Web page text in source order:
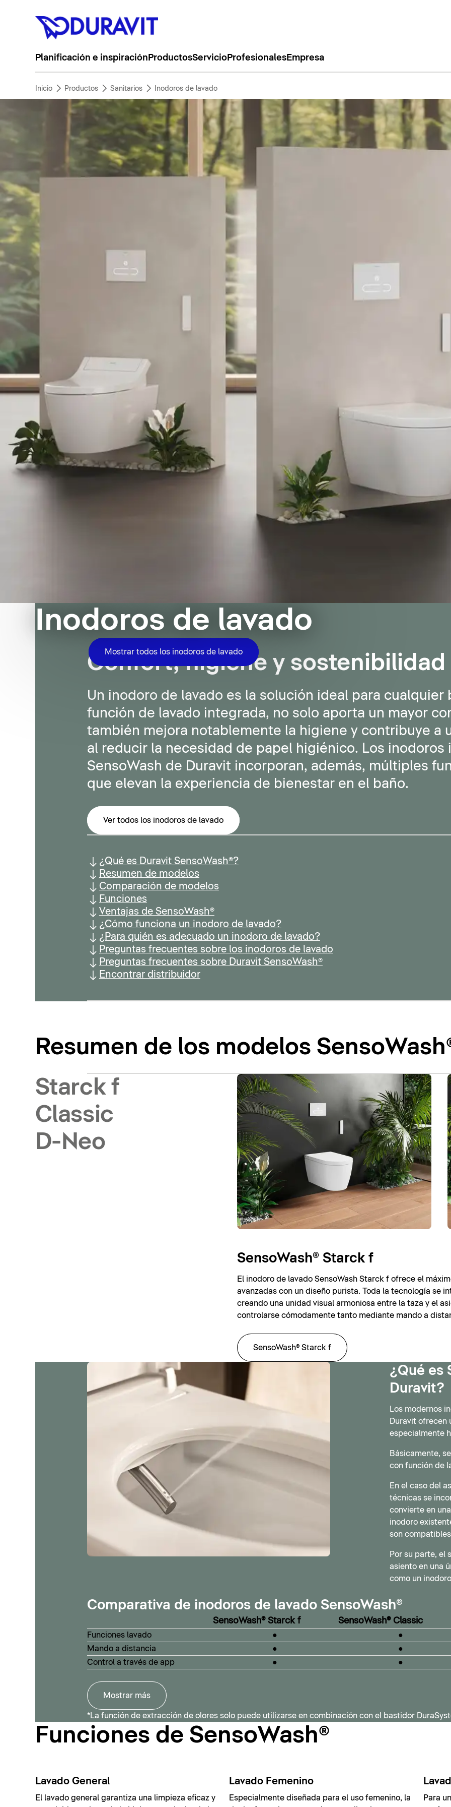
Planificación e inspiración ProductosServicioProfesionalesEmpresa
Inicio Productos Sanitarios Inodoros de lavado
Inodoros de lavado
Mostrar todos los inodoros de lavado
Confort, higiene y sostenibilidad
Un inodoro de lavado es la solución ideal para cualquier
función de lavado integrada, no solo aporta un mayor
también mejora notablemente la higiene y contribuye a
al reducir la necesidad de papel higiénico. Los inodoros
SensoWash de Duravit incorporan, además, múltiples
que elevan la experiencia de bienestar en el baño.
Ver todos los inodoros de lavado
¿Qué es Duravit SensoWash®?
Resumen de modelos
Comparación de modelos
Funciones
Ventajas de SensoWash®
¿Cómo funciona un inodoro de lavado?
¿Para quién es adecuado un inodoro de lavado?
Preguntas frecuentes sobre los inodoros de lavado
Preguntas frecuentes sobre Duravit SensoWash®
Encontrar distribuidor
Resumen de los modelos
Starck f
SensoWash® Starck f
El inodoro de lavado SensoWash Starck f ofrece el
avanzadas con un diseño purista. Toda la tecnología se
creando una unidad visual armoniosa entre la taza y el
controlarse cómodamente tanto mediante mando a
SensoWash® Starck f
Classic
D-Neo
¿Qué es
Duravit?
Los modernos
Duravit ofrecen
especialmente
Básicamente,
con función de
En el caso del
técnicas se
convierte en
inodoro
son
Por su parte, el
asiento en una
como un
Comparativa de inodoros de lavado SensoWash®
SensoWash® Starck f SensoWash® Classic
Funciones lavado ●
●
Mando a distancia
●
●
Control a través de app
● ●
Mostrar más
*La función de extracción de olores solo puede utilizarse en combinación con el bastidor
Funciones de SensoWash®
Lavado General
El lavado general garantiza una limpieza eficaz y
Lavado Femenino
Especialmente diseñada para el uso femenino, la
Para